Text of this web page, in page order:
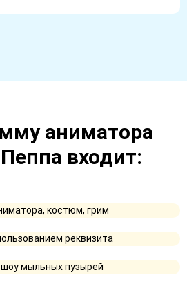
аниматора
входит:
костюм, грим
реквизита
мыльных пузырей